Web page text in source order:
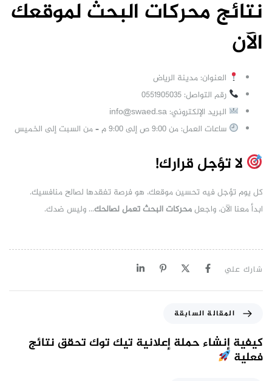
نتائج محركات البحث لموقعك
الآن
العنوان: مدينة الرياض
رقم التواصل: 0551905035
البريد الإلكتروني: info@swaed.sa
ساعات العمل: من 9:00 ص إلى 9:00 م – من السبت إلى الخميس
لا تؤجل قرارك!
كل يوم تؤجل فيه تحسين موقعك، هو فرصة تفقدها لصالح منافسيك.
ابدأ معنا الآن، واجعلمحركات البحث تعمل لصالحك… وليس ضدك.
شارك علي
المقالة السابقة
كيفية إنشاء حملة إعلانية تيك توك تحقق نتائج
فعلية